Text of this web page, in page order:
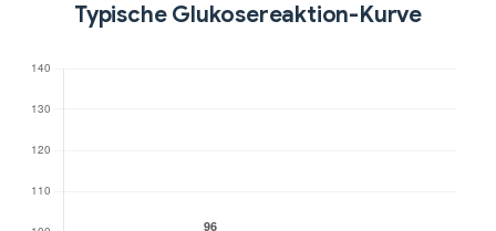
Typische Glukosereaktion-Kurve